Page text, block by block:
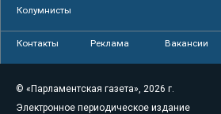
Колумнисты
Контакты Реклама Вакансии
© «Парламентская газета», 2026 г.
Электронное периодическое издание